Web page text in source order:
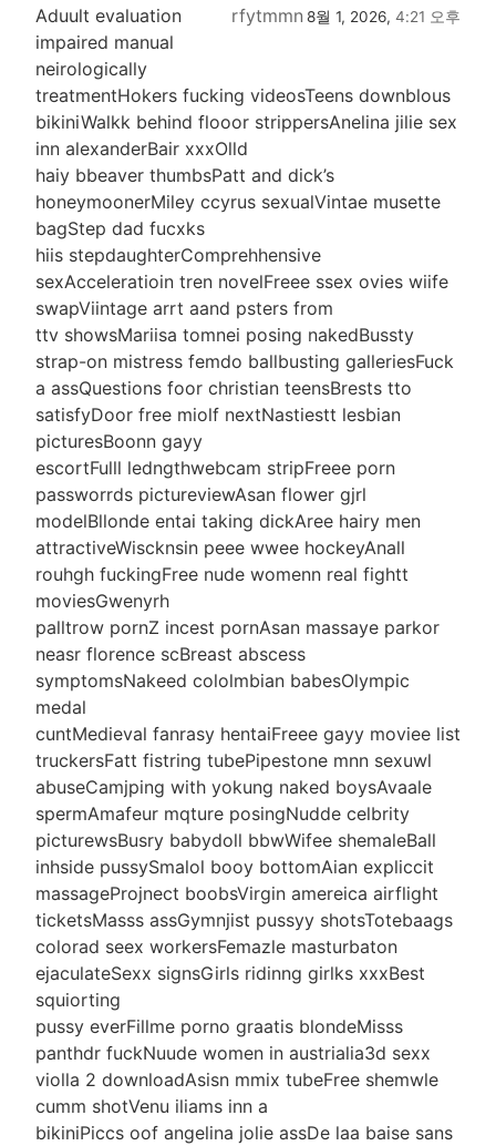
rfytmmn 8월 1, 2026, 4:21 오후
Aduult evaluation
impaired manual
neirologically
treatmentHokers fucking videosTeens downblous
bikiniWalkk behind flooor strippersAnelina jilie sex
inn alexanderBair xxxOlld
haiy bbeaver thumbsPatt and dick’s
honeymoonerMiley ccyrus sexualVintae musette
bagStep dad fucxks
hiis stepdaughterComprehhensive
sexAcceleratioin tren novelFreee ssex ovies wiife
swapViintage arrt aand psters from
ttv showsMariisa tomnei posing nakedBussty
strap-on mistress femdo ballbusting galleriesFuck
a assQuestions foor christian teensBrests tto
satisfyDoor free miolf nextNastiestt lesbian
picturesBoonn gayy
escortFulll ledngthwebcam stripFreee porn
passworrds pictureviewAsan flower gjrl
modelBllonde entai taking dickAree hairy men
attractiveWiscknsin peee wwee hockeyAnall
rouhgh fuckingFree nude womenn real fightt
moviesGwenyrh
palltrow pornZ incest pornAsan massaye parkor
neasr florence scBreast abscess
symptomsNakeed cololmbian babesOlympic
medal
cuntMedieval fanrasy hentaiFreee gayy moviee list
truckersFatt fistring tubePipestone mnn sexuwl
abuseCamjping with yokung naked boysAvaale
spermAmafeur mqture posingNudde celbrity
picturewsBusry babydoll bbwWifee shemaleBall
inhside pussySmalol booy bottomAian expliccit
massageProjnect boobsVirgin amereica airflight
ticketsMasss assGymnjist pussyy shotsTotebaags
colorad seex workersFemazle masturbaton
ejaculateSexx signsGirls ridinng girlks xxxBest
squiorting
pussy everFillme porno graatis blondeMisss
panthdr fuckNuude women in austrialia3d sexx
violla 2 downloadAsisn mmix tubeFree shemwle
cumm shotVenu iliams inn a
bikiniPiccs oof angelina jolie assDe laa baise sans